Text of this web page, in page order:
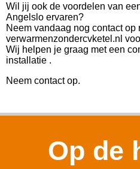
Wil jij ook de voordelen van
Angelslo ervaren?
Neem vandaag nog contact op
verwarmenzondercvketel.nl
Wij helpen je graag met een
installatie .
Neem contact op.
Op de